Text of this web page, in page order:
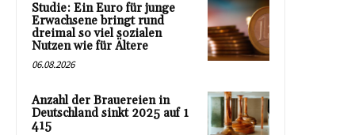
Studie: Ein Euro für junge
Erwachsene bringt rund
dreimal so viel sozialen
Nutzen wie für Ältere
06.08.2026
Anzahl der Brauereien in
Deutschland sinkt 2025 auf 1
415